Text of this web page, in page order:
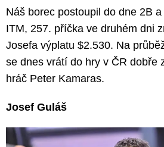
Náš borec postoupil do dne 2B
ITM, 257. příčka ve druhém dni
Josefa výplatu $2.530. Na
se dnes vrátí do hry v ČR dobře
hráč Peter Kamaras.
Josef Guláš